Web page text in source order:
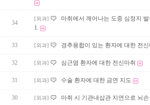
34
[외과]
마취에서 깨어나는 도중 심정지
1.
33 [외과] 경추융합이 있는 환자에 대한 전신
32 [외과] 심근염 환자에 대한 전신마취
31 [외과] 수술 환자에 대한 금연 지도
30 [외과] 마취 시 기관내삽관 지연으로 뇌손